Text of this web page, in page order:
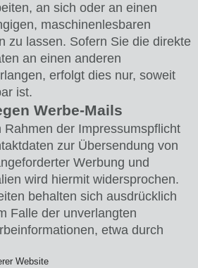
an sich oder an einen
maschinenlesbaren
zu lassen. Sofern Sie die direkte
an einen anderen
erfolgt dies nur, soweit
ist.
Werbe-Mails
Rahmen der Impressumspflicht
zur Übersendung von
Werbung und
wird hiermit widersprochen.
behalten sich ausdrücklich
Falle der unverlangten
etwa durch
Website